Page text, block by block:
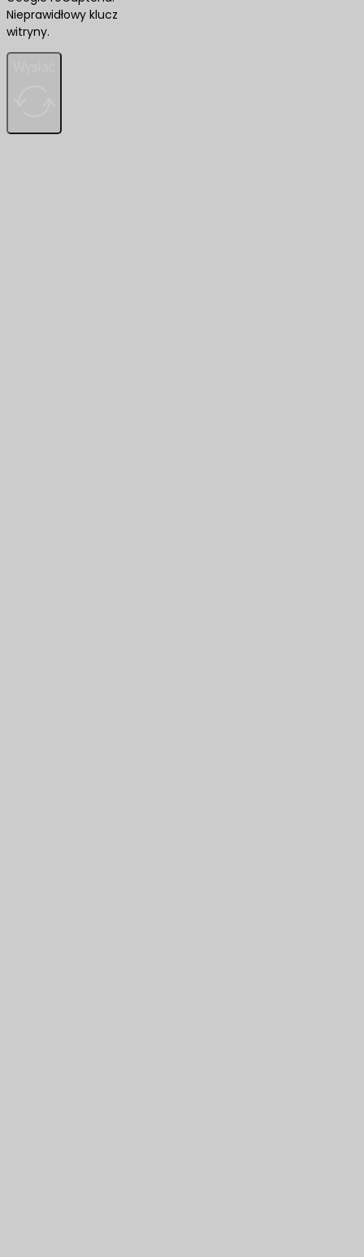
Nieprawidłowy klucz
witryny.